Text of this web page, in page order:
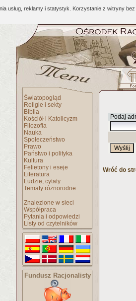
usług, reklamy i statystyk. Korzystanie z witryny
Światopogląd
Religie i sekty
Biblia
Kościół i Katolicyzm
Filozofia
Nauka
Społeczeństwo
Prawo
Państwo i polityka
Kultura
Felietony i eseje
Literatura
Ludzie, cytaty
Tematy różnorodne
Znalezione w sieci
Współpraca
Pytania i odpowiedzi
Listy od czytelników
Fundusz Racjonalisty
Podaj
Wróć do